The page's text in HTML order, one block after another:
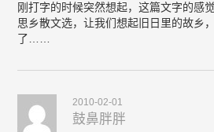
刚打字的时候突然想起，这篇文字的感
思乡散文选，让我们想起旧日里的故乡
了……
2010-02-01
鼓鼻胖胖